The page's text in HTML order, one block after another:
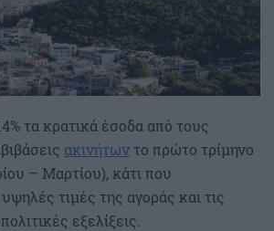
τα κρατικά έσοδα από τους
ακινήτωντο πρώτο τρίμηνο
– Μαρτίου), κάτι που
τιμές της αγοράς και τις
εξελίξεις.